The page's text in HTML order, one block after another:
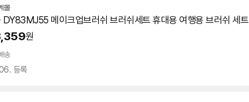
몰
메이크업브러쉬 브러쉬세트 휴대용 여행용 브러쉬 세트
원
송
등록